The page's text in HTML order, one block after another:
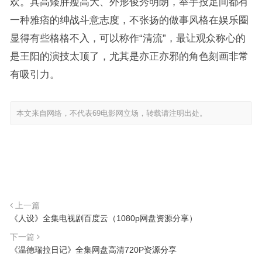
一种雅痞的绅战斗意志度，不张扬的做事风格在娱乐圈
显得有些格格不入，可以称作“清流”，最让观众称心的
是王阳的演技太顶了，尤其是亦正亦邪的角色刻画非常
有吸引力。
本文来自网络，不代表69电影网立场，转载请注明出处。
上一篇
《人设》全集电视剧百度云（1080p网盘资源分享）
下一篇
《温德瑞拉日记》全集网盘高清720P资源分享